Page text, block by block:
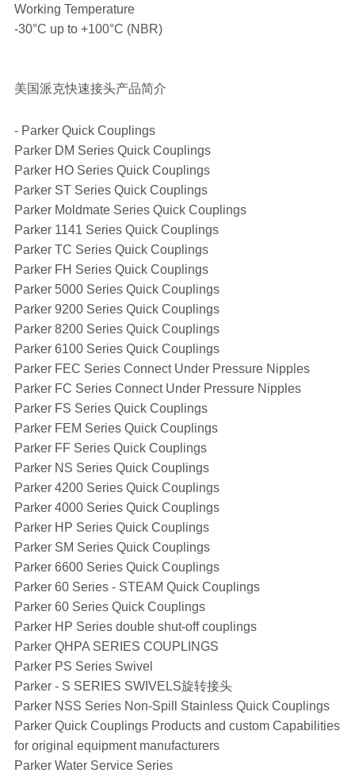
Working Temperature
-30°C up to +100°C (NBR)
美国派克快速接头产品简介
- Parker Quick Couplings
Parker DM Series Quick Couplings
Parker HO Series Quick Couplings
Parker ST Series Quick Couplings
Parker Moldmate Series Quick Couplings
Parker 1141 Series Quick Couplings
Parker TC Series Quick Couplings
Parker FH Series Quick Couplings
Parker 5000 Series Quick Couplings
Parker 9200 Series Quick Couplings
Parker 8200 Series Quick Couplings
Parker 6100 Series Quick Couplings
Parker FEC Series Connect Under Pressure Nipples
Parker FC Series Connect Under Pressure Nipples
Parker FS Series Quick Couplings
Parker FEM Series Quick Couplings
Parker FF Series Quick Couplings
Parker NS Series Quick Couplings
Parker 4200 Series Quick Couplings
Parker 4000 Series Quick Couplings
Parker HP Series Quick Couplings
Parker SM Series Quick Couplings
Parker 6600 Series Quick Couplings
Parker 60 Series - STEAM Quick Couplings
Parker 60 Series Quick Couplings
Parker HP Series double shut-off couplings
Parker QHPA SERIES COUPLINGS
Parker PS Series Swivel
Parker - S SERIES SWIVELS旋转接头
Parker NSS Series Non-Spill Stainless Quick Couplings
Parker Quick Couplings Products and custom Capabilities
for original equipment manufacturers
Parker Water Service Series